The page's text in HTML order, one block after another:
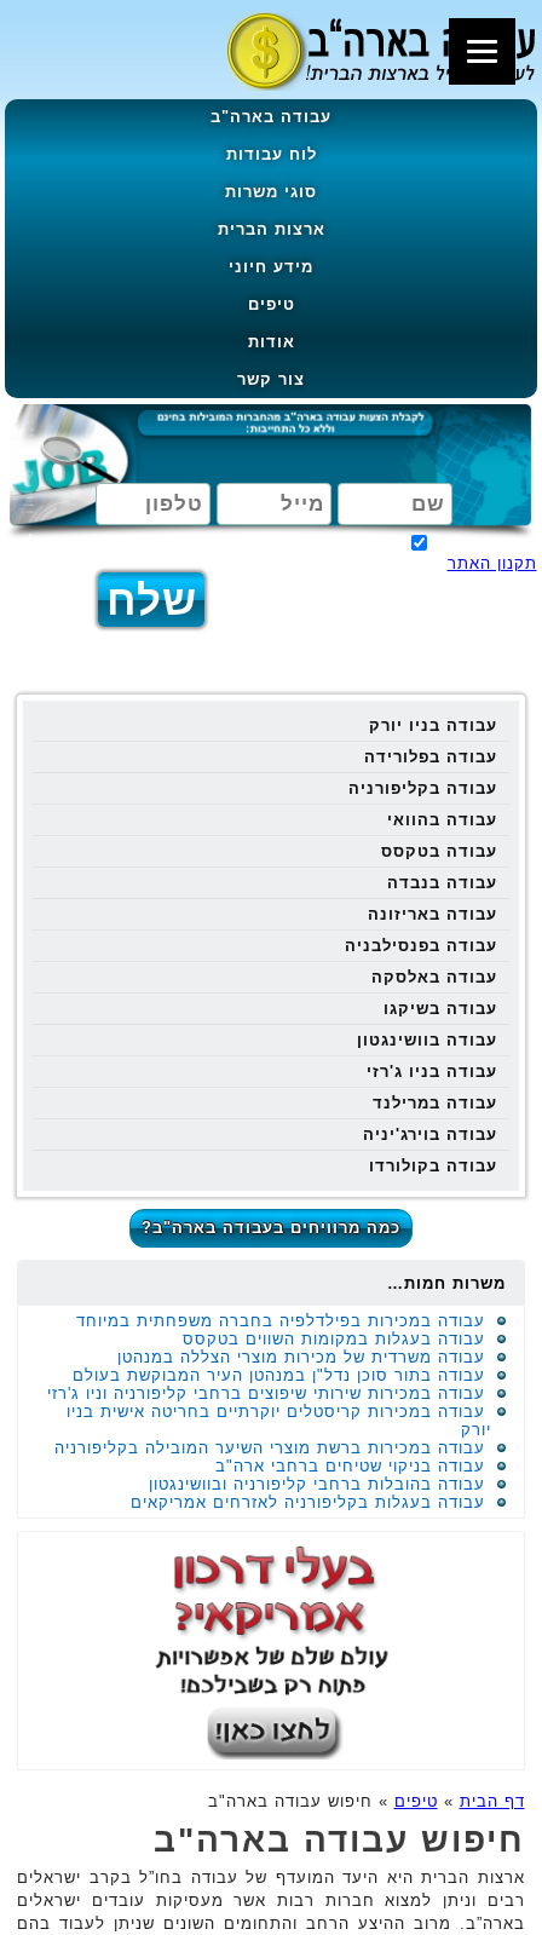
עבודה בארה"ב
לוח עבודות
סוגי משרות
ארצות הברית
מידע חיוני
טיפים
אודות
צור קשר
תקנון האתר
עבודה בניו יורק
עבודה בפלורידה
עבודה בקליפורניה
עבודה בהוואי
עבודה בטקסס
עבודה בנבדה
עבודה באריזונה
עבודה בפנסילבניה
עבודה באלסקה
עבודה בשיקגו
עבודה בוושינגטון
עבודה בניו ג'רזי
עבודה במרילנד
עבודה בוירג'יניה
עבודה בקולורדו
כמה מרוויחים בעבודה בארה"ב?
משרות חמות…
עבודה במכירות בפילדלפיה בחברה משפחתית במיוחד
עבודה בעגלות במקומות השווים בטקסס
עבודה משרדית של מכירות מוצרי הצללה במנהטן
עבודה בתור סוכן נדל"ן במנהטן העיר המבוקשת בעולם
עבודה במכירות שירותי שיפוצים ברחבי קליפורניה וניו ג'רזי
עבודה במכירות קריסטלים יוקרתיים בחריטה אישית בניו
יורק
עבודה במכירות ברשת מוצרי השיער המובילה בקליפורניה
עבודה בניקוי שטיחים ברחבי ארה"ב
עבודה בהובלות ברחבי קליפורניה ובוושינגטון
עבודה בעגלות בקליפורניה לאזרחים אמריקאים
דף הבית » טיפים » חיפוש עבודה בארה"ב
חיפוש עבודה בארה"ב
ארצות הברית היא היעד המועדף של עבודה בחו”ל בקרב ישראלים
רבים וניתן למצוא חברות רבות אשר מעסיקות עובדים ישראלים
בארה”ב. מרוב ההיצע הרחב והתחומים השונים שניתן לעבוד בהם